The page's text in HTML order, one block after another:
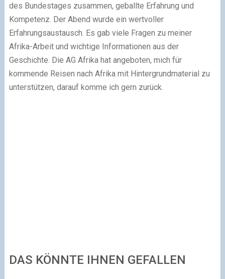
des Bundestages zusammen, geballte Erfahrung und
Kompetenz. Der Abend wurde ein wertvoller
Erfahrungsaustausch. Es gab viele Fragen zu meiner
Afrika-Arbeit und wichtige Informationen aus der
Geschichte. Die AG Afrika hat angeboten, mich für
kommende Reisen nach Afrika mit Hintergrundmaterial zu
unterstützen, darauf komme ich gern zurück.
DAS KÖNNTE IHNEN GEFALLEN